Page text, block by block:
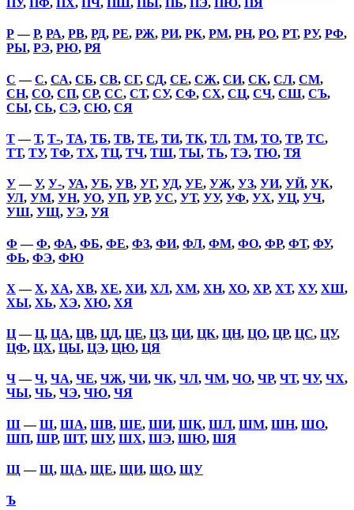
ПУ, ПФ, ПХ, ПЧ, ПШ, ПЫ, ПЬ, ПЭ, ПЮ, ПЯ
Р—Р, РА, РВ, РД, РЕ, РЖ, РИ, РК, РМ, РН, РО, РТ, РУ, РФ,
РЫ, РЭ, РЮ, РЯ
С —С, СА, СБ, СВ, СГ, СД, СЕ, СЖ, СИ, СК, СЛ, СМ,
СН, СО, СП, СР, СС, СТ, СУ, СФ, СХ, СЦ, СЧ, СШ, СЪ,
СЫ, СЬ, СЭ, СЮ, СЯ
Т—Т, Т-, ТА, ТБ, ТВ, ТЕ, ТИ, ТК, ТЛ, ТМ, ТО, ТР, ТС,
ТТ, ТУ, ТФ, ТХ, ТЦ, ТЧ, ТШ, ТЫ, ТЬ, ТЭ, ТЮ, ТЯ
У—У, У-, УА, УБ, УВ, УГ, УД, УЕ, УЖ, УЗ, УИ, УЙ, УК,
УЛ, УМ, УН, УО, УП, УР, УС, УТ, УУ, УФ, УХ, УЦ, УЧ,
УШ, УЩ, УЭ, УЯ
Ф —Ф, ФА, ФБ, ФЕ, ФЗ, ФИ, ФЛ, ФМ, ФО, ФР, ФТ, ФУ,
ФЬ, ФЭ, ФЮ
Х —Х, ХА, ХВ, ХЕ, ХИ, ХЛ, ХМ, ХН, ХО, ХР, ХТ, ХУ, ХШ,
ХЫ, ХЬ, ХЭ, ХЮ, ХЯ
Ц—Ц, ЦА, ЦВ, ЦД, ЦЕ, ЦЗ, ЦИ, ЦК, ЦН, ЦО, ЦР, ЦС, ЦУ,
ЦФ, ЦХ, ЦЫ, ЦЭ, ЦЮ, ЦЯ
Ч—Ч, ЧА, ЧЕ, ЧЖ, ЧИ, ЧК, ЧЛ, ЧМ, ЧО, ЧР, ЧТ, ЧУ, ЧХ,
ЧЫ, ЧЬ, ЧЭ, ЧЮ, ЧЯ
Ш—Ш, ША, ШВ, ШЕ, ШИ, ШК, ШЛ, ШМ, ШН, ШО,
ШП, ШР, ШТ, ШУ, ШХ, ШЭ, ШЮ, ШЯ
Щ —Щ, ЩА, ЩЕ, ЩИ, ЩО, ЩУ
Ъ